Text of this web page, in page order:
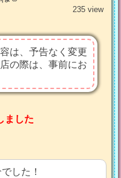
235 view
は、予告なく変更
の際は、事前にお
ました
した！